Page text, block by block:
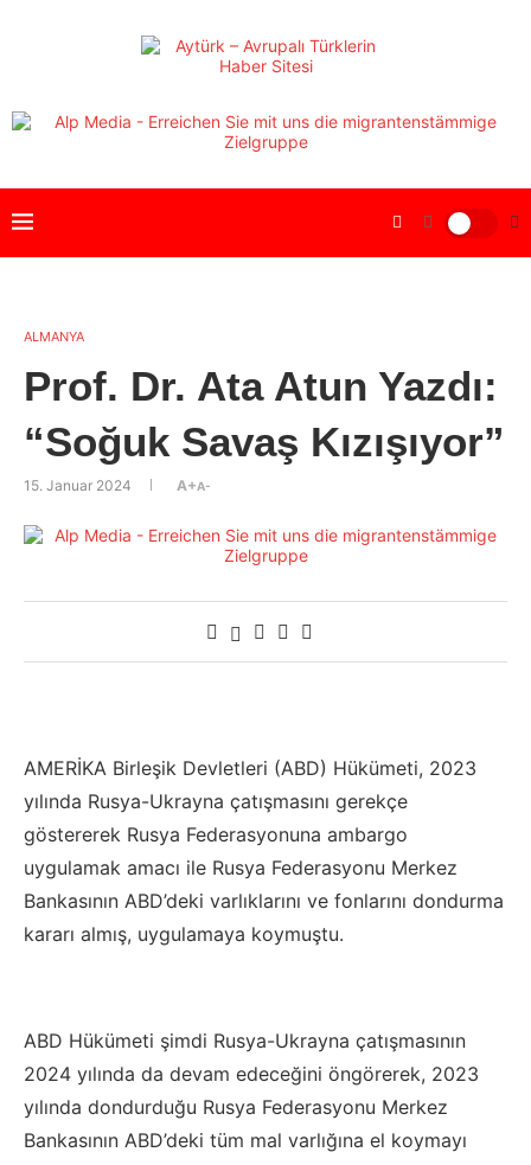
ALMANYA
Prof. Dr. Ata Atun Yazdı:
“Soğuk Savaş Kızışıyor”
15. Januar 2024 A+A-
AMERİKA Birleşik Devletleri (ABD) Hükümeti, 2023
yılında Rusya-Ukrayna çatışmasını gerekçe
göstererek Rusya Federasyonuna ambargo
uygulamak amacı ile Rusya Federasyonu Merkez
Bankasının ABD’deki varlıklarını ve fonlarını dondurma
kararı almış, uygulamaya koymuştu.
ABD Hükümeti şimdi Rusya-Ukrayna çatışmasının
2024 yılında da devam edeceğini öngörerek, 2023
yılında dondurduğu Rusya Federasyonu Merkez
Bankasının ABD’deki tüm mal varlığına el koymayı